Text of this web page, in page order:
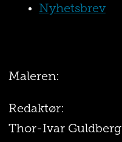
Nyhetsbrev
Maleren:
Redaktør:
Thor-Ivar Guldberg